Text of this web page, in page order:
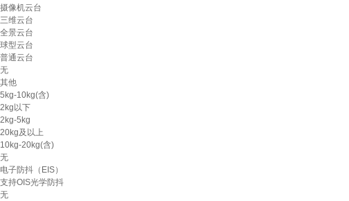
摄像机云台
三维云台
全景云台
球型云台
普通云台
无
其他
5kg-10kg(含)
2kg以下
2kg-5kg
20kg及以上
10kg-20kg(含)
无
电子防抖（EIS）
支持OIS光学防抖
无